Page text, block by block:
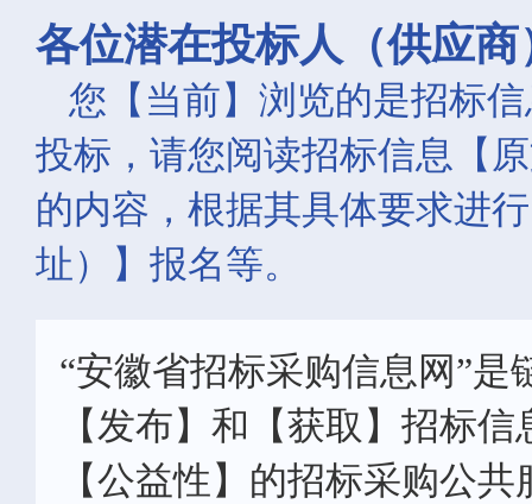
各位潜在投标人（供应商
您【当前】浏览的是招标
投标，请您阅读招标信息【
的内容，根据其具体要求进
址）】报名等。
“安徽省招标采购信息网”
【发布】和【获取】招标
【公益性】的招标采购公